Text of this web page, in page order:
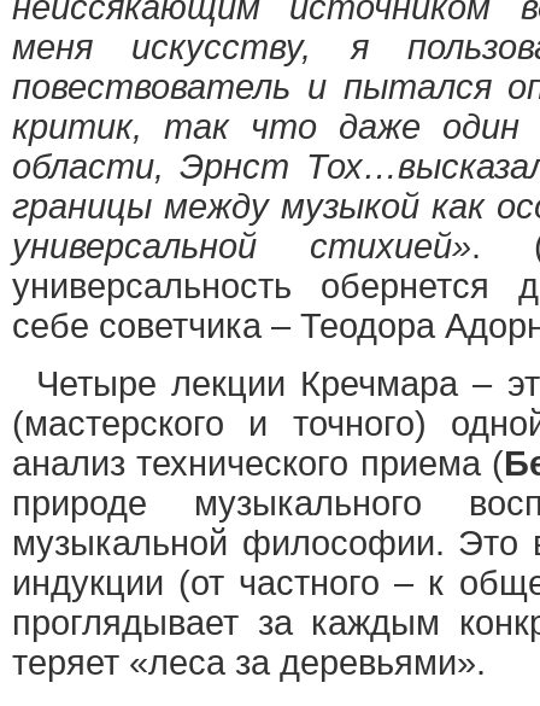
меня искусству, я
повествователь и пытался
критик, так что даже
области, Эрнст
границы между музыкой как
универсальной стихией».
универсальность
себе советчика – Теодора
Четыре лекции Кречмара –
(мастерского и точного)
анализ технического приема (
природе музыкального
музыкальной философии. Это
индукции (от частного – к
проглядывает за каждым
теряет «леса за деревьями».